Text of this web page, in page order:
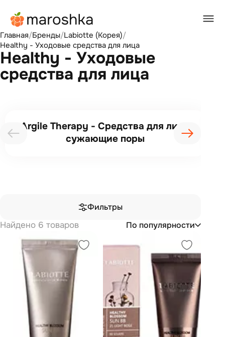
Главная/Бренды/Labiotte (Корея)/
Healthy - Уходовые средства для лица
Healthy - Уходовые
средства для лица
Argile Therapy - Средства для лица
сужающие поры
Фильтры
Найдено 6 товаров
По популярности